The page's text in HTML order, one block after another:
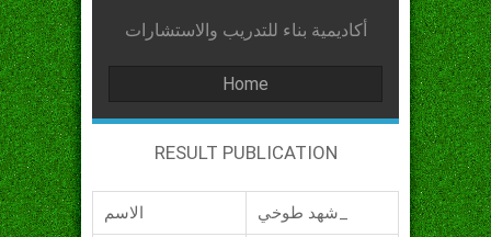
أكاديمية بناء للتدريب والاستشارات
Home
RESULT PUBLICATION
الاسم